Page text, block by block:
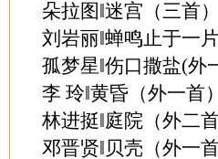
朵拉图‖迷宫（三首）
刘岩丽‖蝉鸣止于一
孤梦星‖伤口撒盐(外
李 玲‖黄昏（外一首）
林进挺‖庭院（外二首
邓晋贤‖贝壳（外一首